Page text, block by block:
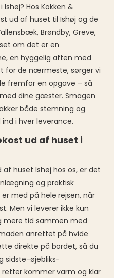
Hos Kokken &
ud af huset til Ishøj og de
Brøndby, Greve,
om det er en
en hyggelig aften med
for de nærmeste, sørger vi
fremfor en opgave – så
dine gæster. Smagen
både stemning og
i hver leverance.
ud af huset i
huset Ishøj hos os, er det
og praktisk
med på hele rejsen, når
Men vi leverer ikke kun
mere tid sammen med
anrettet på hvide
direkte på bordet, så du
sidste-øjebliks-
kommer varm og klar